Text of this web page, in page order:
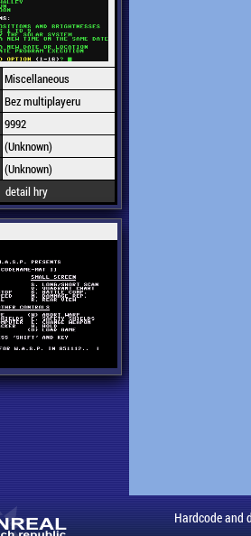
Miscellaneous
Bez multiplayeru
9992
(Unknown)
(Unknown)
detail hry
Hardcode and